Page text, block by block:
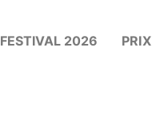
FESTIVAL 2026 PRIX